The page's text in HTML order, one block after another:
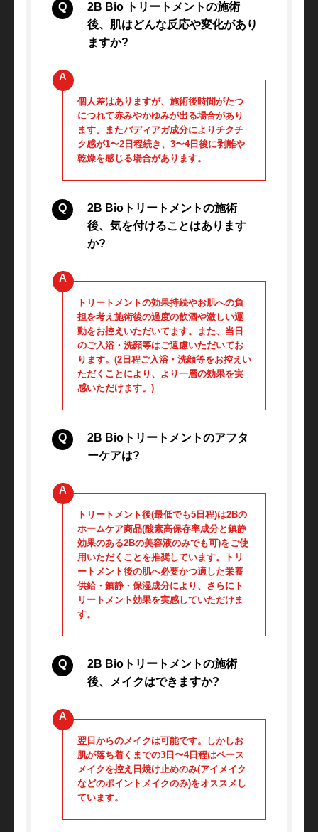
2B Bio トリートメントの施術
後、肌はどんな反応や変化があり
ますか?
個人差はありますが、施術後時間がたつ
につれて赤みやかゆみが出る場合があり
ます。またバディアガ成分によりチクチ
ク感が1〜2日程続き、3〜4日後に剥離や
乾燥を感じる場合があります。
2B Bioトリートメントの施術
後、気を付けることはあります
か?
トリートメントの効果持続やお肌への負
担を考え施術後の過度の飲酒や激しい運
動をお控えいただいてます。また、当日
のご入浴・洗顔等はご遠慮いただいてお
ります。(2日程ご入浴・洗顔等をお控えい
ただくことにより、より一層の効果を実
感いただけます。)
2B Bioトリートメントのアフタ
ーケアは?
トリートメント後(最低でも5日程)は2Bの
ホームケア商品(酸素高保存率成分と鎮静
効果のある2Bの美容液のみでも可)をご使
用いただくことを推奨しています。トリ
ートメント後の肌へ必要かつ適した栄養
供給・鎮静・保湿成分により、さらにト
リートメント効果を実感していただけま
す。
2B Bioトリートメントの施術
後、メイクはできますか?
翌日からのメイクは可能です。しかしお
肌が落ち着くまでの3日〜4日程はペース
メイクを控え日焼け止めのみ(アイメイク
などのポイントメイクのみ)をオススメし
ています。